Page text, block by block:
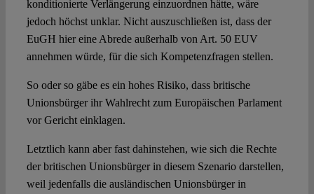
konditionierte Verlängerung einzuordnen hätte, wäre
jedoch höchst unklar. Nicht auszuschließen ist, dass der
EuGH hier eine Abrede außerhalb von Art. 50 EUV
annehmen würde, für die sich Kompetenzfragen stellen.
So oder so gäbe es ein hohes Risiko, dass britische
Unionsbürger ihr Wahlrecht zum Europäischen Parlament
vor Gericht einklagen.
Letztlich kann aber fast dahinstehen, wie sich die Rechte
der britischen Unionsbürger in diesem Szenario darstellen,
weil jedenfalls die ausländischen Unionsbürger in